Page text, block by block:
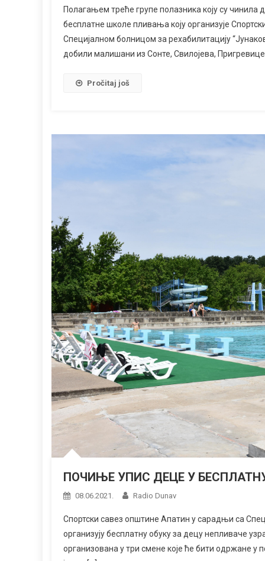
Полагањем треће групе полазника коју су чинила
бесплатне школе пливања коју организује
Специјалном болницом за рехабилитацију
добили малишани из Сонте, Свилојева, Пригревице
Pročitaj još
ПОЧИЊЕ УПИС ДЕЦЕ У
08.06.2021. Radio Dunav
Спортски савез општине Апатин у сарадњи са
организују бесплатну обуку за децу непливаче
организована у три смене које ће бити одржане у